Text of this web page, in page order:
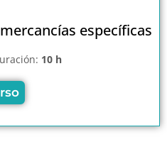
específicas
10 h